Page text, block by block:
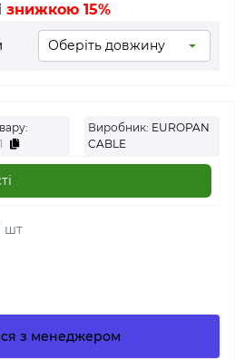
знижкою 15%
Виробник: EUROPAN
CABLE
шт
з менеджером